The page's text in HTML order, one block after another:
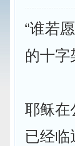
“谁若
的十字
耶稣在
已经临